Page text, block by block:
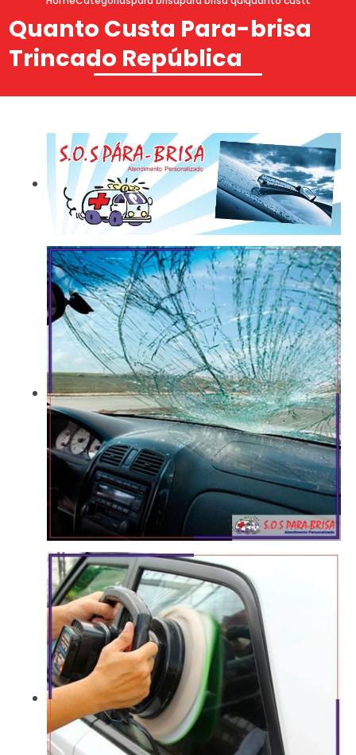
Quanto Custa Para-brisa
Trincado República